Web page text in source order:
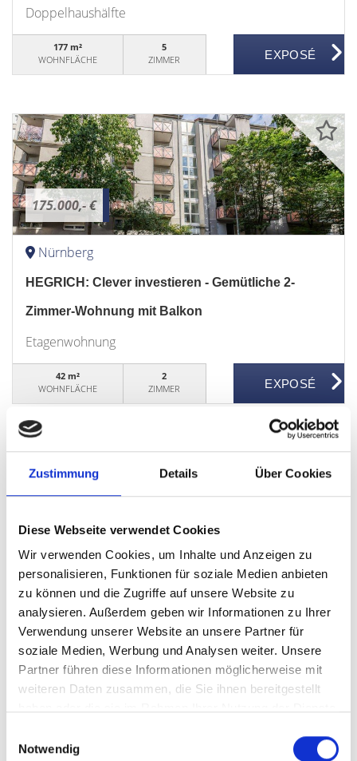
Zustimmung Details Über Cookies
Diese Webseite verwendet Cookies
Wir verwenden Cookies, um Inhalte und Anzeigen zu
personalisieren, Funktionen für soziale Medien anbieten
zu können und die Zugriffe auf unsere Website zu
analysieren. Außerdem geben wir Informationen zu Ihrer
Verwendung unserer Website an unsere Partner für
soziale Medien, Werbung und Analysen weiter. Unsere
Partner führen diese Informationen möglicherweise mit
weiteren Daten zusammen, die Sie ihnen bereitgestellt
Notwendig
Doppelhaushälfte
177 m²
WOHNFLÄCHE
5
ZIMMER
175.000,- €
Nürnberg
HEGRICH: Clever investieren - Gemütliche 2-
Zimmer-Wohnung mit Balkon
Etagenwohnung
42 m²
WOHNFLÄCHE
2
ZIMMER
280.000,- €
München
HEGERICH: 2-Zimmer-Etagenwohnung in
begehrter Lage von München-Pasing-
Obermenzing!
WOHNFLÄCHE